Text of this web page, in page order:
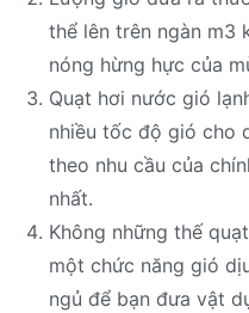
thể lên trên ngàn m3
nóng hừng hực của
Quạt hơi nước gió
nhiều tốc độ gió cho
theo nhu cầu của
nhất.
Không những thế
một chức năng gió
ngủ để bạn đưa vật